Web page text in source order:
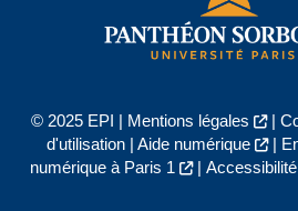
© 2025 EPI | Mentions légales |
d'utilisation| Aide numérique |
numérique à Paris 1
|